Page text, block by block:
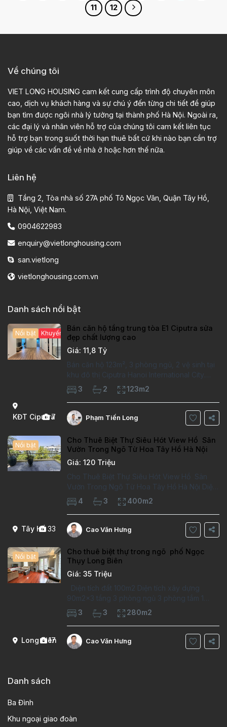
11
12
Về chúng tôi
VIET LONG HOUSING cam kết cung cấp trình độ chuyên môn
cao, dịch vụ khách hàng và sự chú ý đến từng chi tiết để giúp
bạn tìm được ngôi nhà lý tưởng tại thành phố Hà Nội. Ngoài ra,
các đại lý và nhân viên hỗ trợ của chúng tôi cam kết liên tục
hỗ trợ bạn trong suốt thời hạn thuê bất cứ khi nào bạn cần trợ
giúp về các vấn đề về nhà ở hoặc hơn thế nữa.
Liên hệ
Tầng 2, Tòa nhà số 27A phố Tô Ngọc Vân, Quận Tây Hồ,
Hà Nội, Việt Nam.
0904622983
enquiry@vietlonghousing.com
san.vietlong
vietlonghousing.com.vn
Danh sách nổi bật
KĐT Ciputra
7
Nổi bật Khuyến mại hấp dẫn
Bán căn hộ tầng trung tòa E1 Ciputra sửa
đẹp chất lượng cao
Giá: 11,8 Tỷ
Bán căn hộ 123m², 3 phòng ngủ, 2 vệ sinh tại
khu đô thị Ciputra Hanoi International City.
Căn hộ đã sửa mới kỹ, chất lượng cao, sàn
gỗ, bếp hiện đại, không gian thoáng sáng.
Thông tin căn hộ: Diện tích:
3 2 123m2
Phạm Tiến Long
Tây Hồ 33
Nổi bật
Cho Thuê Biệt Thự Siêu Hót View Hồ Sân
Vườn Trong Ngõ Từ Hoa Tây Hồ Hà Nội
Giá: 120 Triệu
Cho Thuê Biệt Thự Siêu Hót View Hồ Sân
Vườn Trong Ngõ Từ Hoa Tây Hồ Hà Nội Diện
tích đất 170m². Diện tích xây dựng 100m²x4
tầng,4 phòng ngủ, 3 phòng tăm Tầng 1–
phòng khách, 1 phòng bếp,wc Tầng 2 -2
phòng
4 3 400m2
Cao Văn Hưng
Long Biên
17
Nổi bật
Cho thuê biệt thự trong ngõ phố Ngọc
Thụy Long Biên
Giá: 35 Triệu
Diện tích đất 100m2 Diện tích xây dựng
90m2x3 tầng 3 phòng ngủ 3 phòng tắm 1
phòng làm việc Vị trí ý tưởng 10 phút đi bộ tới
trường việt pháp Ngôi nhà được thiết kế theo
kiểu phát cổ,trong khu dân
3 3 280m2
Cao Văn Hưng
Danh sách
Ba Đình
Khu ngoại giao đoàn